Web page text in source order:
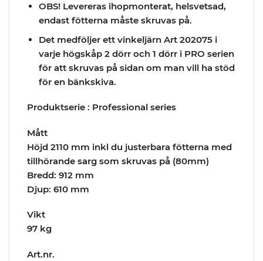
OBS! Levereras ihopmonterat, helsvetsad,
endast fötterna måste skruvas på.
Det medföljer ett vinkeljärn Art 202075 i
varje högskåp 2 dörr och 1 dörr i PRO serien
för att skruvas på sidan om man vill ha stöd
för en bänkskiva.
Produktserie : Professional series
Mått
Höjd 2110 mm inkl du justerbara fötterna med
tillhörande sarg som skruvas på (80mm)
Bredd: 912 mm
Djup: 610 mm
Vikt
97 kg
Art.nr.